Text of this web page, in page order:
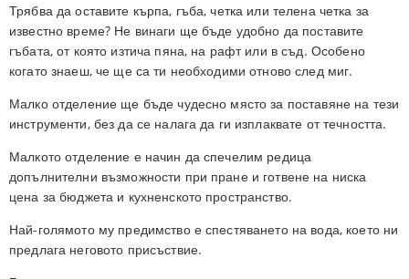
Трябва да оставите кърпа, гъба, четка или телена четка за
известно време? Не винаги ще бъде удобно да поставите
гъбата, от която изтича пяна, на рафт или в съд. Особено
когато знаеш, че ще са ти необходими отново след миг.
Малко отделение ще бъде чудесно място за поставяне на тези
инструменти, без да се налага да ги изплаквате от течността.
Малкото отделение е начин да спечелим редица
допълнителни възможности при пране и готвене на ниска
цена за бюджета и кухненското пространство.
Най-голямото му предимство е спестяването на вода, което ни
предлага неговото присъствие.